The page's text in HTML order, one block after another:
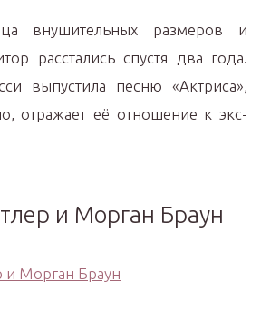
внушительных размеров и
расстались спустя два года.
выпустила песню «Актриса»,
отражает её отношение к экс-
и Морган Браун